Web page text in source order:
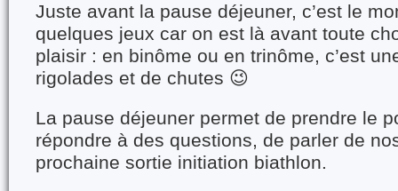
Juste avant la pause déjeuner, c’est le
quelques jeux car on est là avant toute
plaisir : en binôme ou en trinôme, c’est
rigolades et de chutes 😉
La pause déjeuner permet de prendre le
répondre à des questions, de parler de
prochaine sortie initiation biathlon.